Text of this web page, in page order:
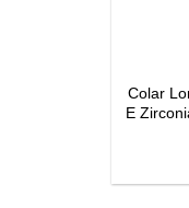
Colar
E